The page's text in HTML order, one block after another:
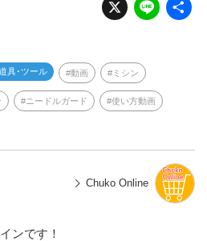
n
具･ツール 動画 ミシン
ニードルガード 使い方動画
Chuko Online
ンです！